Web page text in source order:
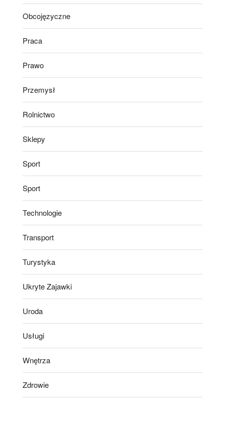
Obcojęzyczne
Praca
Prawo
Przemysł
Rolnictwo
Sklepy
Sport
Sport
Technologie
Transport
Turystyka
Ukryte Zajawki
Uroda
Usługi
Wnętrza
Zdrowie